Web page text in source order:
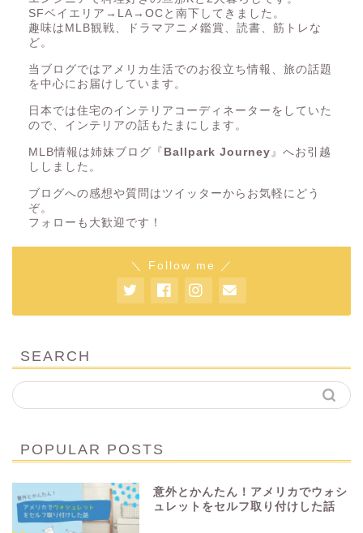
SFベイエリア→LA→OCと南下してきました。
趣味はMLB観戦、ドラマアニメ鑑賞、読書、筋トレな
ど。
当ブログではアメリカ生活でのお役立ち情報、旅の話題
を中心にお届けしています。
日本では住宅のインテリアコーディネーターをしていた
ので、インテリアの話もたまにします。
MLB情報は姉妹ブログ『 Ballpark Journey 』へお引越
ししました。
ブログへの感想や質問はツイッターからお気軽にどう
ぞ。
フォローも大歓迎です！
＼ Follow me ／
SEARCH
POPULAR POSTS
意外とかんたん！アメリカでウォシ
ュレットをセルフ取り付けした話